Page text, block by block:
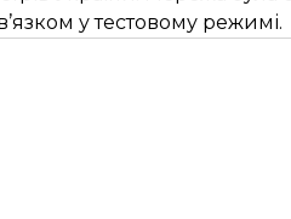
у тестовому режимі.